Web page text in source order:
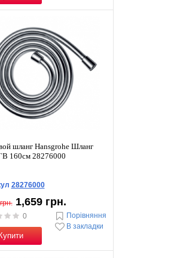
шланг Hansgrohe Шланг
160см 28276000
28276000
1,659 грн.
0
Порівняння
В закладки